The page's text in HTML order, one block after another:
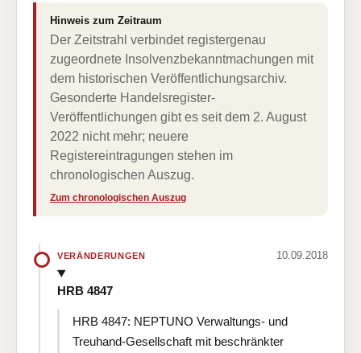
Hinweis zum Zeitraum
Der Zeitstrahl verbindet registergenau
zugeordnete Insolvenzbekanntmachungen mit
dem historischen Veröffentlichungsarchiv.
Gesonderte Handelsregister-
Veröffentlichungen gibt es seit dem 2. August
2022 nicht mehr; neuere
Registereintragungen stehen im
chronologischen Auszug.
Zum chronologischen Auszug
VERÄNDERUNGEN 10.09.2018
HRB 4847
HRB 4847: NEPTUNO Verwaltungs- und
Treuhand-Gesellschaft mit beschränkter